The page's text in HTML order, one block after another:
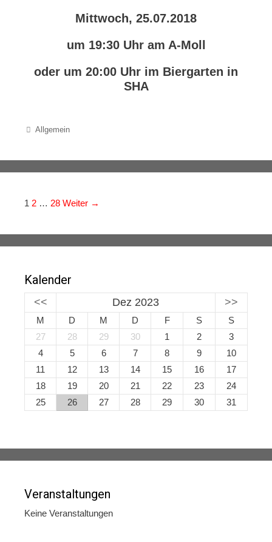
Mittwoch, 25.07.2018
um 19:30 Uhr am A-Moll
oder um 20:00 Uhr im Biergarten in
SHA
Categories
Allgemein
Navigation der Beiträge
1 2 … 28 Weiter →
Kalender
<< Dez 2023 >>
M D M D F S
S
27
28 29 30 1 2
3
4
5 6 7 8 9
10
11
12 13 14 15 16
17
18
19 20 21 22 23
24
25
26 27 28 29 30 31
Veranstaltungen
Keine Veranstaltungen